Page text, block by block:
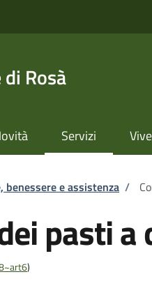
Rosà
Servizi
benessere e assistenza /
pasti
)